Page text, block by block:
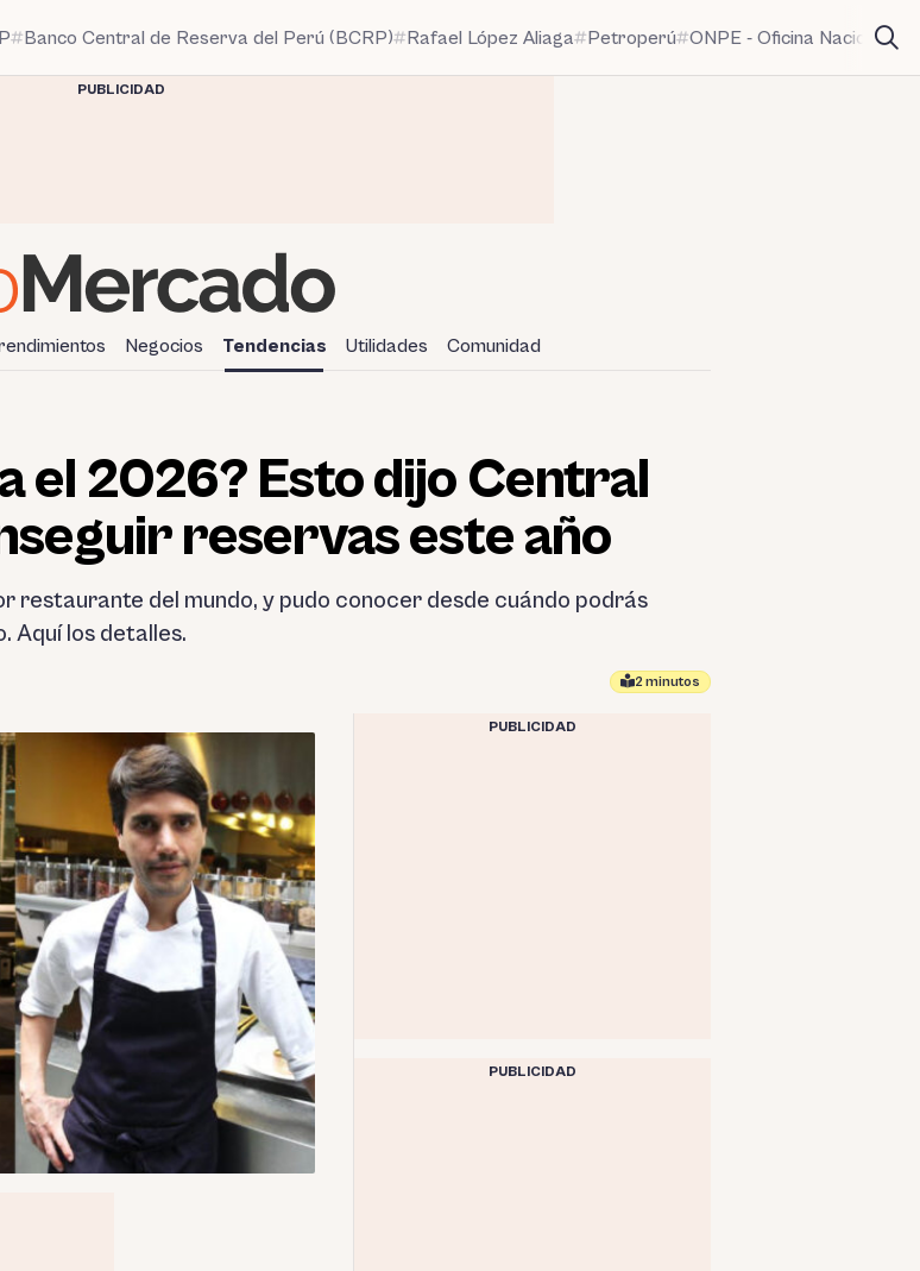
Banco Central de Reserva del Perú (BCRP) Rafael López Aliaga Petroperú ONPE - Oficina Nacional
PUBLICIDAD
Negocios Tendencias Utilidades Comunidad
el 2026? Esto dijo Central
reservas este año
restaurante del mundo, y pudo conocer desde cuándo podrás
Aquí los detalles.
2 minutos
PUBLICIDAD
PUBLICIDAD